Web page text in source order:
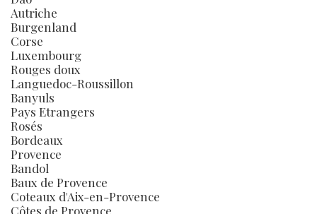
Autriche
Burgenland
Corse
Luxembourg
Rouges doux
Languedoc-Roussillon
Banyuls
Pays Etrangers
Rosés
Bordeaux
Provence
Bandol
Baux de Provence
Coteaux d'Aix-en-Provence
Côtes de Provence